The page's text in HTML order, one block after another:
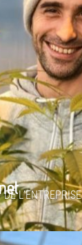
L’ENTREPRISE